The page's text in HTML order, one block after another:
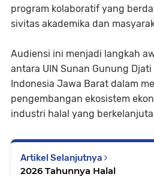
program kolaboratif yang
sivitas akademika dan
Audiensi ini menjadi langkah
antara UIN Sunan Gunung
Indonesia Jawa Barat dalam
pengembangan ekosistem
industri halal yang
Artikel Selanjutnya
2026 Tahunnya Halal